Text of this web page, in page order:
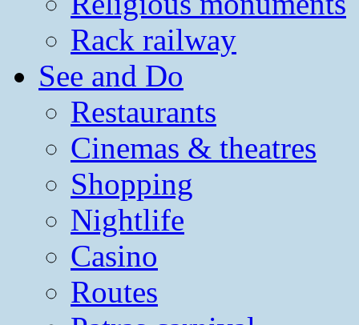
Rack railway
See and Do
Restaurants
Cinemas & theatres
Shopping
Nightlife
Casino
Routes